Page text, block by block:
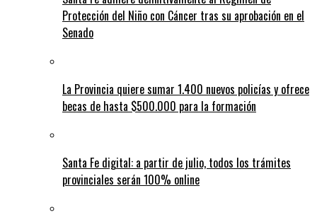
Protección del Niño con Cáncer tras su aprobación en el
Senado
La Provincia quiere sumar 1.400 nuevos policías y ofrece
becas de hasta $500.000 para la formación
Santa Fe digital: a partir de julio, todos los trámites
provinciales serán 100% online